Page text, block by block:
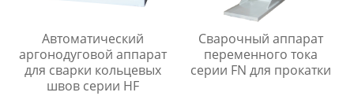
Автоматический
аргонодуговой аппарат
для сварки кольцевых
швов серии HF
Сварочный аппарат
переменного тока
серии FN для прокатки